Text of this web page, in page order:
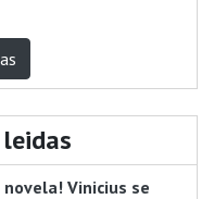
novela! Vinicius se